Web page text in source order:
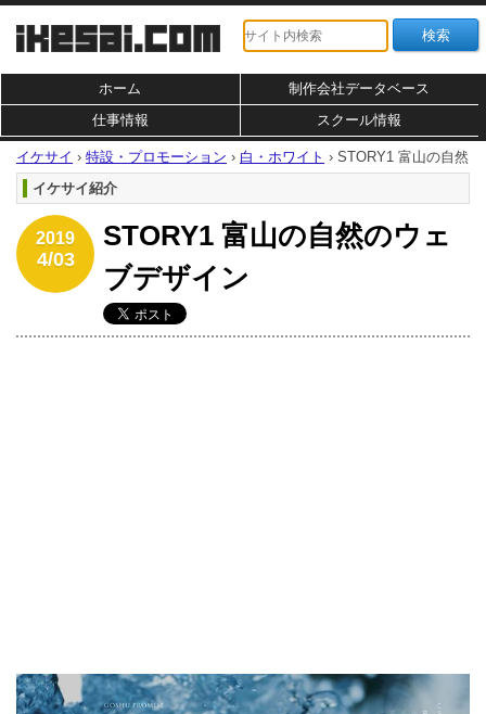
ホーム
制作会社データベース
仕事情報
スクール情報
イケサイ › 特設・プロモーション › 白・ホワイト › STORY1 富山の自然
イケサイ紹介
2019
4/03
STORY1 富山の自然のウェ
ブデザイン